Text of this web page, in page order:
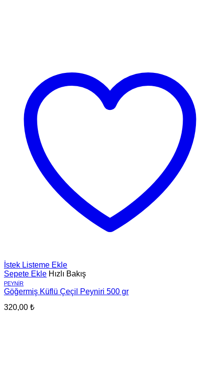
İstek Listeme Ekle
Sepete Ekle Hızlı Bakış
PEYNIR
Göğermiş Küflü Çeçil Peyniri 500 gr
320,00 ₺